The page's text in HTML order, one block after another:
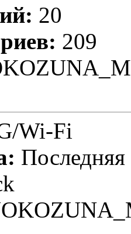
20
209
Wi-Fi
Последняя